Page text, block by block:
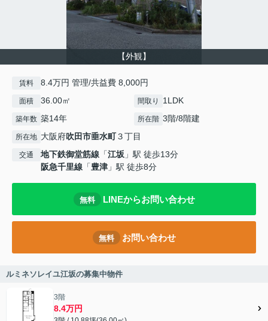
【外観】
賃料 8.4万円 管理/共益費 8,000円
面積 36.00㎡ 間取り 1LDK
築年数 築14年 所在階 3階/8階建
所在地 大阪府吹田市垂水町３丁目
交通 地下鉄御堂筋線 「江坂 」駅 徒歩13分
阪急千里線 「豊津 」駅 徒歩8分
無料 LINEからお問い合わせ
無料 お問い合わせ
ルミネソレイユ江坂の募集中物件
3階
8.4万円